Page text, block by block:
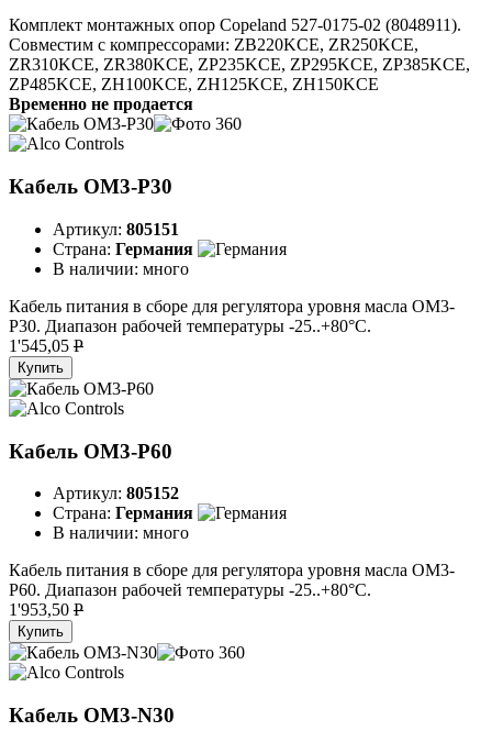
Комплект монтажных опор Copeland 527-0175-02 (8048911).
Совместим с компрессорами: ZB220KCE, ZR250KCE,
ZR310KCE, ZR380KCE, ZP235KCE, ZP295KCE, ZP385KCE,
ZP485KCE, ZH100KCE, ZH125KCE, ZH150KCE
Временно не продается
Кабель OM3-P30
Артикул: 805151
Страна: Германия
В наличии: много
Кабель питания в сборе для регулятора уровня масла OM3-
P30. Диапазон рабочей температуры -25..+80°C.
1'545,05 P
Купить
Кабель OM3-P60
Артикул: 805152
Страна: Германия
В наличии: много
Кабель питания в сборе для регулятора уровня масла OM3-
P60. Диапазон рабочей температуры -25..+80°C.
1'953,50 P
Купить
Кабель OM3-N30